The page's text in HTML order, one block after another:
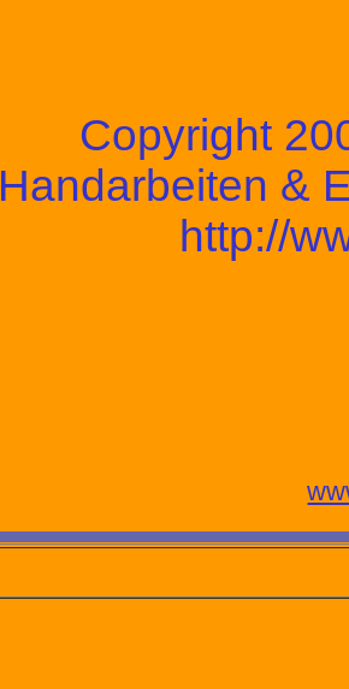
Copyright
Handarbeiten &
http://